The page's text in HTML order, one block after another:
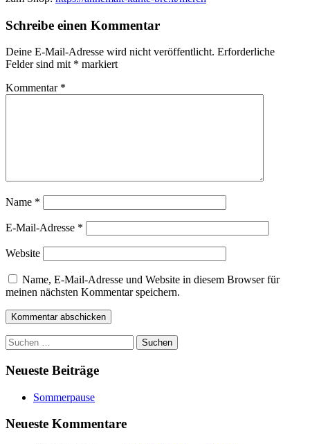
Schreibe einen Kommentar
Deine E-Mail-Adresse wird nicht veröffentlicht. Erforderliche
Felder sind mit * markiert
Kommentar *
Name *
E-Mail-Adresse *
Website
Name, E-Mail-Adresse und Website in diesem Browser für
meinen nächsten Kommentar speichern.
Suchen
nach:
Neueste Beiträge
Sommerpause
Neueste Kommentare